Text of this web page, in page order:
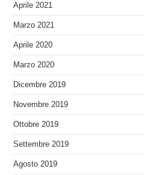
Aprile 2021
Marzo 2021
Aprile 2020
Marzo 2020
Dicembre 2019
Novembre 2019
Ottobre 2019
Settembre 2019
Agosto 2019